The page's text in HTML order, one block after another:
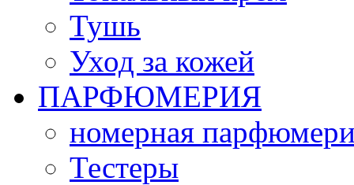
Тушь
Уход за кожей
ПАРФЮМЕРИЯ
номерная
Тестеры